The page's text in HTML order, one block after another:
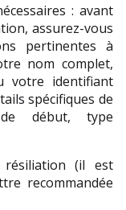
: avant
assurez-vous
pertinentes à
nom complet,
votre identifiant
spécifiques de
début, type
résiliation (il est
recommandée